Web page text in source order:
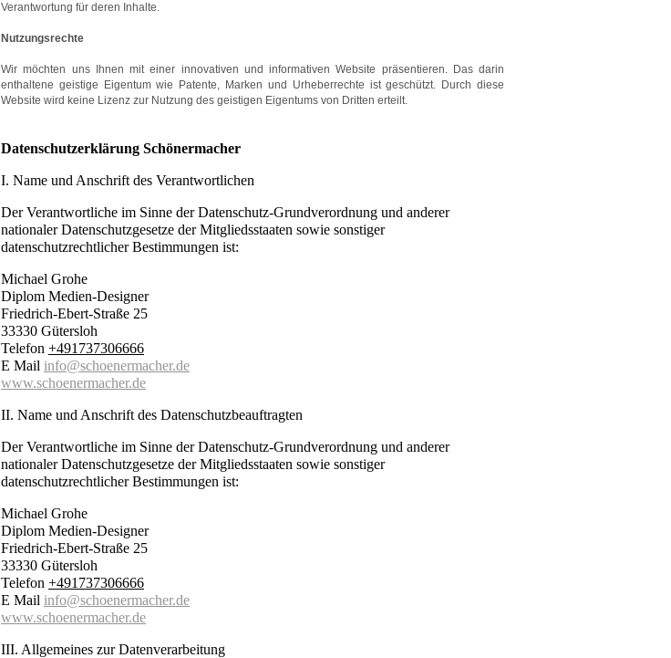
Verantwortung für deren Inhalte.
Nutzungsrechte
Wir möchten uns Ihnen mit einer innovativen und informativen Website präsentieren. Das darin
enthaltene geistige Eigentum wie Patente, Marken und Urheberrechte ist geschützt. Durch diese
Website wird keine Lizenz zur Nutzung des geistigen Eigentums von Dritten erteilt.
Datenschutzerklärung Schönermacher
I. Name und Anschrift des Verantwortlichen
Der Verantwortliche im Sinne der Datenschutz-Grundverordnung und anderer
nationaler Datenschutzgesetze der Mitgliedsstaaten sowie sonstiger
datenschutzrechtlicher Bestimmungen ist:
Michael Grohe
Diplom Medien-Designer
Friedrich-Ebert-Straße 25
33330 Gütersloh
Telefon +491737306666
E Mail info@schoenermacher.de
www.schoenermacher.de
II. Name und Anschrift des Datenschutzbeauftragten
Der Verantwortliche im Sinne der Datenschutz-Grundverordnung und anderer
nationaler Datenschutzgesetze der Mitgliedsstaaten sowie sonstiger
datenschutzrechtlicher Bestimmungen ist:
Michael Grohe
Diplom Medien-Designer
Friedrich-Ebert-Straße 25
33330 Gütersloh
Telefon +491737306666
E Mail info@schoenermacher.de
www.schoenermacher.de
III. Allgemeines zur Datenverarbeitung